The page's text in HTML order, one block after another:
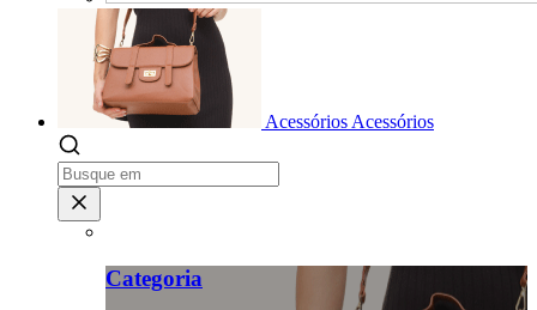
Acessórios Acessórios
Categoria